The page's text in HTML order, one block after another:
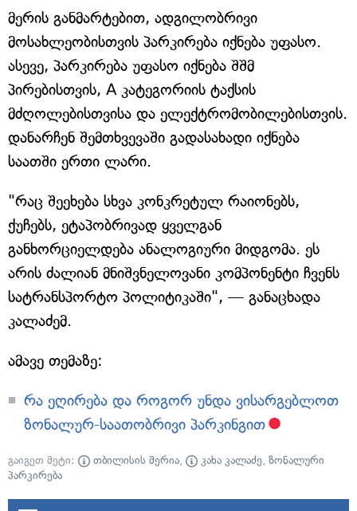
მერის განმარტებით, ადგილობრივი
მოსახლეობისთვის პარკირება იქნება უფასო.
ასევე, პარკირება უფასო იქნება შშმ
პირებისთვის, A კატეგორიის ტაქსის
მძღოლებისთვისა და ელექტრომობილებისთვის.
დანარჩენ შემთხვევაში გადასახადი იქნება
საათში ერთი ლარი.
"რაც შეეხება სხვა კონკრეტულ რაიონებს,
ქუჩებს, ეტაპობრივად ყველგან
განხორციელდება ანალოგიური მიდგომა. ეს
არის ძალიან მნიშვნელოვანი კომპონენტი ჩვენს
სატრანსპორტო პოლიტიკაში", — განაცხადა
კალაძემ.
ამავე თემაზე:
რა ეღირება და როგორ უნდა ვისარგებლოთ
ზონალურ-საათობრივი პარკინგით
გაიგეთ მეტი: თბილისის მერია, კახა კალაძე, ზონალური
პარკირება